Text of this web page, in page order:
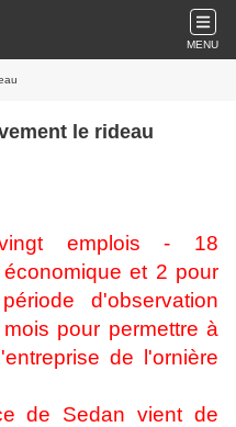
MENU
le rideau
emplois - 18
et 2 pour
d'observation
pour permettre à
de l'ornière
de Sedan vient de